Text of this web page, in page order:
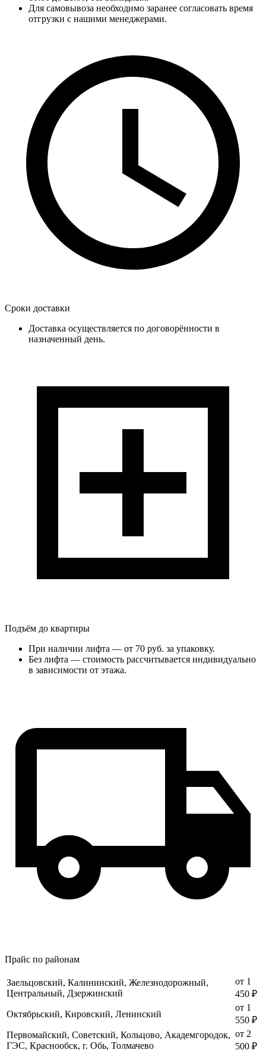
Для самовывоза необходимо заранее согласовать время
отгрузки с нашими менеджерами.
Сроки доставки
Доставка осуществляется по договорённости в
назначенный день.
Подъём до квартиры
При наличии лифта — от 70 руб. за упаковку.
Без лифта — стоимость рассчитывается индивидуально
в зависимости от этажа.
Прайс по районам
Заельцовский, Калининский, Железнодорожный,
Центральный, Дзержинский
от 1
450 ₽
Октябрьский, Кировский, Ленинский
от 1
550 ₽
Первомайский, Советский, Кольцово, Академгородок,
ГЭС, Краснообск, г. Обь, Толмачево
от 2
500 ₽